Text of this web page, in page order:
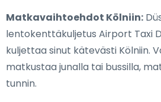
Matkavaihtoehdot Kölniin:
lentokenttäkuljetus Airport Taxi
kuljettaa sinut kätevästi Kölniin.
matkustaa junalla tai bussilla,
tunnin.